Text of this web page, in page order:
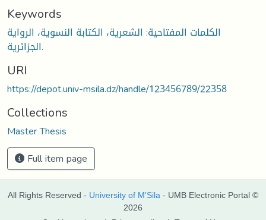
Keywords
الكلمات المفتاحية: الشعرية، الكتابة النسوية، الرواية
الجزائرية.
URI
https://depot.univ-msila.dz/handle/123456789/22358
Collections
Master Thesis
Full item page
All Rights Reserved - University of M'Sila - UMB Electronic Portal ©
2026